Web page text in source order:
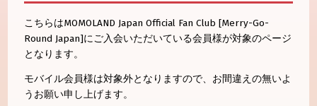
こちらはMOMOLAND Japan Official Fan Club [Merry-Go-
Round Japan]にご入会いただいている会員様が対象のページ
となります。
モバイル会員様は対象外となりますので、お間違えの無いよ
うお願い申し上げます。